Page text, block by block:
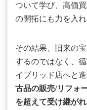
ついて学び、高価
の開拓にも力を入れ
その結果、旧来の
するのではなく、
イブリッド店へと進
古品の販売/リフォ
を超えて受け継が